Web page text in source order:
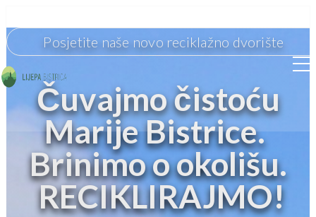
Posjetite naše novo reciklažno dvorište
Čuvajmo čistoću
‌Marije Bistrice.
‌Brinimo o okolišu.
‌ RECIKLIRAJMO!